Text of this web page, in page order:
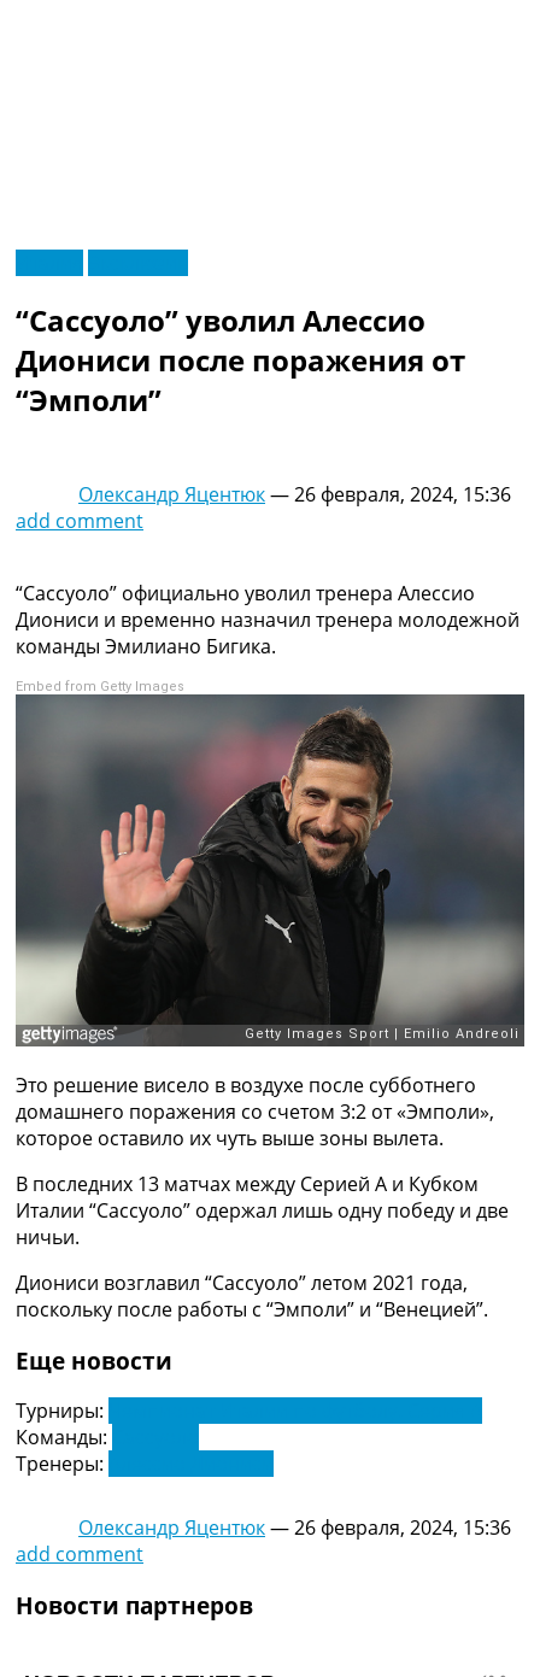
МенюНовости футбола
Видео
Трансферы
Новости футбола Украины
Рейтинги
Правила
Турниры
Чемпионат Мира
Украина. Премьер-Лига
Лига Чемпионов
Англия. Премьер Лига
Испания. Ла Лига
Другие Турниры >>>
Таблицы
Таблицы групп Чемпионата Мира
Украина. Премьер-Лига
Украина. Первая Лига
Лига Чемпионов. Таблицы групп
Англия. Премьер-Лига
Рейтинги
Рейтинг стран УЕФА
Рейтинг ФИФА
ТВ программа
UA
Categories
Главная
Новости футбола
Трансферы
Новости футбола Украины
Последние комментарии
Конкурс прогнозов
Логин
Правила
Коллективный прогноз
Чемпионат Мира
“Сассуоло” уволил Алессио
Диониси после поражения от
“Эмполи”
Олександр Яцентюк—26 февраля, 2024, 15:36
add comment
“Сассуоло” официально уволил тренера Алессио
Диониси и временно назначил тренера молодежной
команды Эмилиано Бигика.
Embed from Getty Images
Это решение висело в воздухе после субботнего
домашнего поражения со счетом 3:2 от «Эмполи»,
которое оставило их чуть выше зоны вылета.
В последних 13 матчах между Серией А и Кубком
Италии “Сассуоло” одержал лишь одну победу и две
ничьи.
Диониси возглавил “Сассуоло” летом 2021 года,
поскольку после работы с “Эмполи” и “Венецией”.
Еще новости
Турниры:
Команды:
Тренеры:
Олександр Яцентюк—26 февраля, 2024, 15:36
add comment
Новости партнеров